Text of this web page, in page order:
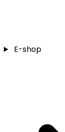
E-shop